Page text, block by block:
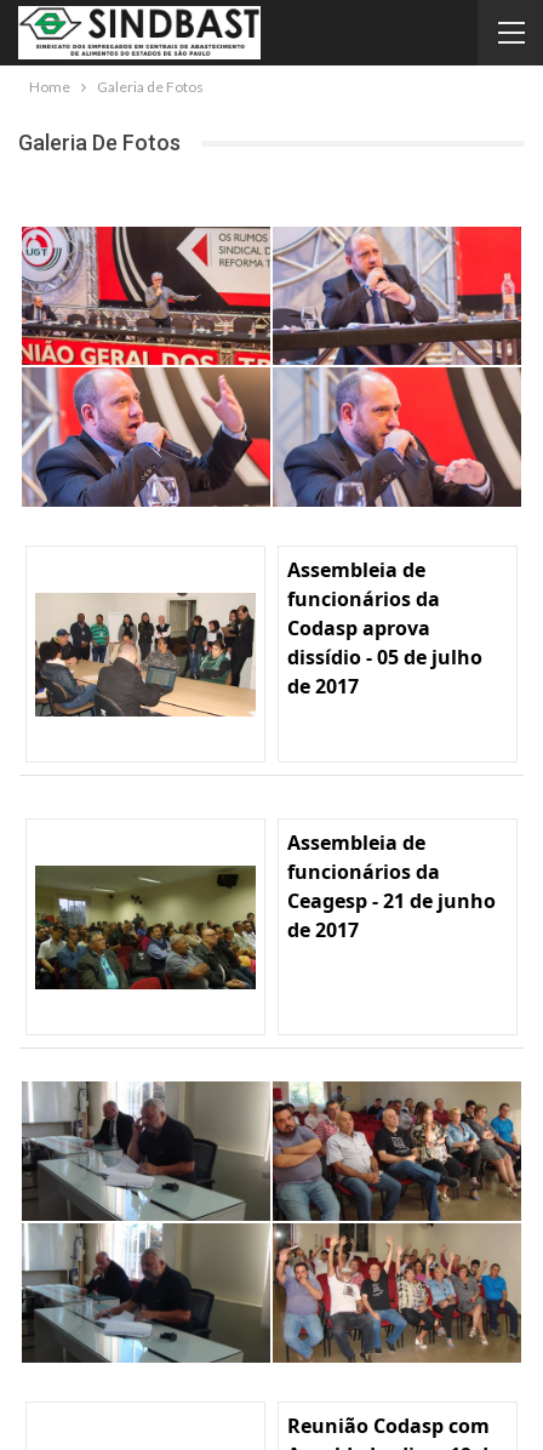
Home Galeria de Fotos
Galeria De Fotos
Assembleia de
funcionários da
Codasp aprova
dissídio - 05 de julho
de 2017
Assembleia de
funcionários da
Ceagesp - 21 de junho
de 2017
Reunião Codasp com